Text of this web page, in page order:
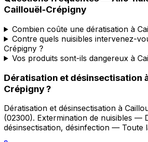
Caillouël-Crépigny
Combien coûte une dératisation à
Contre quels nuisibles intervenez-
Crépigny ?
Vos produits sont-ils dangereux à
Dératisation et désinsectisation
Crépigny?
Dératisation et désinsectisation à
(02300). Extermination de nuisibles —
désinsectisation, désinfection — Toute